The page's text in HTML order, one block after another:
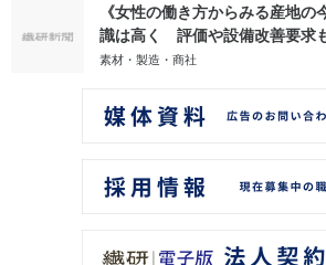
《女性の働き方からみる産地の
識は高く 評価や設備改善要求
素材・製造・商社